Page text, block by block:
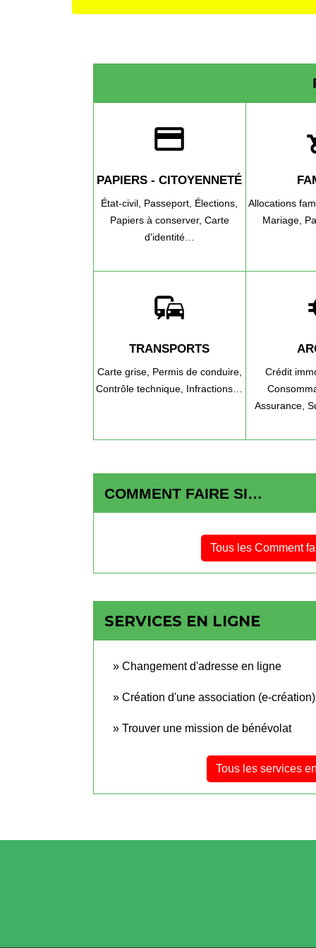
credit_card
PAPIERS - CITOYENNETÉ
État-civil, Passeport, Élections,
Papiers à conserver, Carte
d'identité…
Allocations
Mariage,
commute
TRANSPORTS
Carte grise, Permis de conduire,
Contrôle technique, Infractions…
Crédit
Assurance,
COMMENT FAIRE SI…
Tous les Comment
SERVICES EN LIGNE
Changement d'adresse en ligne
Création d'une association (e-création)
Trouver une mission de bénévolat
Tous les services